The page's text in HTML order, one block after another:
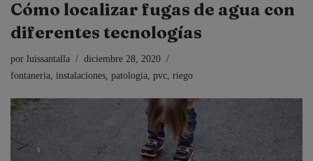
Cómo localizar fugas de agua con
diferentes tecnologías
por luissantalla
diciembre 28, 2020
fontaneria, instalaciones, patologia, pvc, riego